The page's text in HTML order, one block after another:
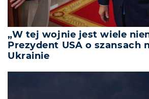
„W tej wojnie jest wiele
Prezydent USA o szansach
Ukrainie